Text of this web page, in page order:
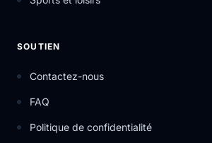
SOUTIEN
Contactez-nous
FAQ
Politique de confidentialité